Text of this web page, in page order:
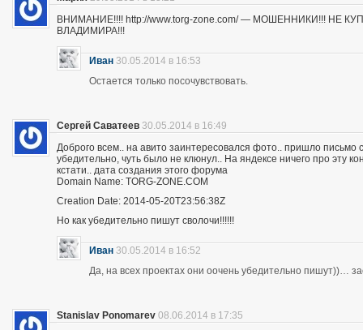
ВНИМАНИЕ!!!! http://www.torg-zone.com/ — МОШЕННИКИ!!! НЕ
ВЛАДИМИРА!!!
Иван 30.05.2014 в 16:53
Остается только посочувствовать.
Сергей Саватеев 30.05.2014 в 16:49
Доброго всем.. на авито заинтересовался фото.. пришло
убедительно, чуть было не клюнул.. На яндексе ничего про
кстати.. дата создания этого форума
Domain Name: TORG-ZONE.COM
Creation Date: 2014-05-20T23:56:38Z
Но как убедительно пишут сволочи!!!!!!
Иван 30.05.2014 в 16:52
Да, на всех проектах они оочень убедительно пишут))…
Stanislav Ponomarev 08.06.2014 в 17:35